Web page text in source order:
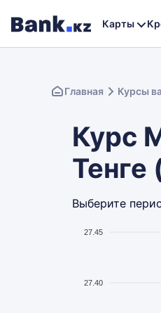
Карты
Главная Курсы
Курс
Тенге
Выберите
27.45
27.40